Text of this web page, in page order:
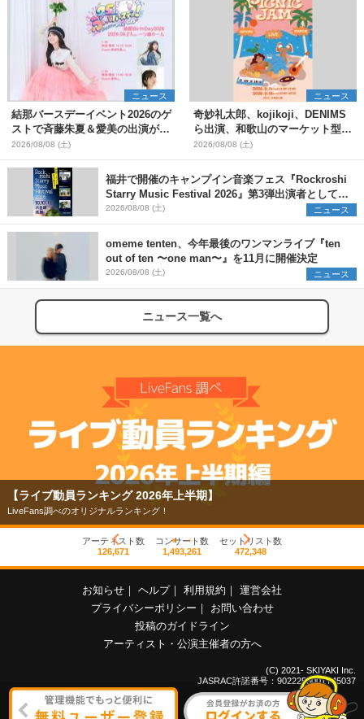
ニュース
結那バースデーイベント2026のゲ
ストで斉藤朱夏＆愛美の出演が決
定
2026/08/08 (土)
ニュース
奇妙礼太郎、kojikoji、DENIMS
ら出演、和歌山のマーケット型野
外イベント『PICNIC JAM
2026』早割チケット発売開始
2026/08/08 (土)
福井で開催のキャンプイン音楽フェス『Rockroshi
Starry Music Festival 2026』第3弾出演者として
SCOOBIE DO、かりゆし58、Reiを発表
2026/08/08 (土) ニュース
omeme tenten、今年最後のワンマンライブ『ten
out of ten 〜one man〜』を11月に開催決定
2026/08/08 (土) ニュース
ニュース一覧へ
【ライブ動員ランキング 2026年上半期】
LiveFans調べのオリジナルランキング！
アーティスト数
126,671
コンサート数
1,493,261
セットリスト数
472,348
お知らせ ｜ ヘルプ｜ 利用規約 ｜ 運営会社
プライバシーポリシー ｜
お問い合わせ
投稿のガイドライン
アーティスト・公演主催者の方へ
(C) 2021- SKIYAKI Inc.
JASRAC許諾番号：9022255001Y45037